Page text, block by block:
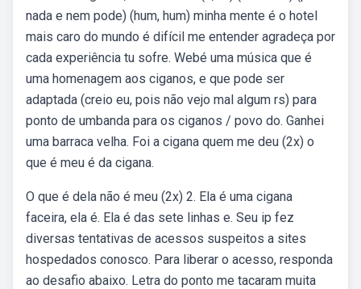
nada e nem pode) (hum, hum) minha mente é o hotel
mais caro do mundo é difícil me entender agradeça por
cada experiência tu sofre. Webé uma música que é
uma homenagem aos ciganos, e que pode ser
adaptada (creio eu, pois não vejo mal algum rs) para
ponto de umbanda para os ciganos / povo do. Ganhei
uma barraca velha. Foi a cigana quem me deu (2x) o
que é meu é da cigana.
O que é dela não é meu (2x) 2. Ela é uma cigana
faceira, ela é. Ela é das sete linhas e. Seu ip fez
diversas tentativas de acessos suspeitos a sites
hospedados conosco. Para liberar o acesso, responda
ao desafio abaixo. Letra do ponto me tacaram muita